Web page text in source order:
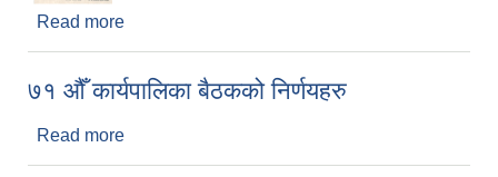
Read more
७१ औँ कार्यपालिका बैठकको निर्णयहरु
Read more